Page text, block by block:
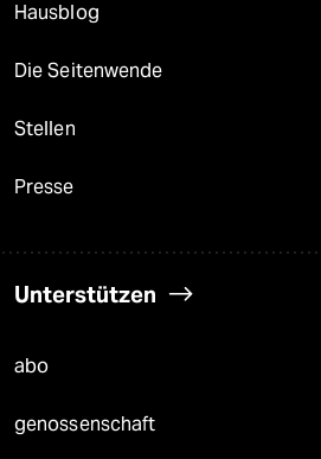
Hausblog
Die Seitenwende
Stellen
Presse
Unterstützen
abo
genossenschaft